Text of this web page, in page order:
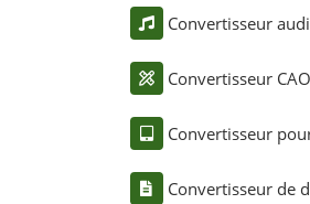
Convertisseur
Convertisseur CAO
Convertisseur
Convertisseur de